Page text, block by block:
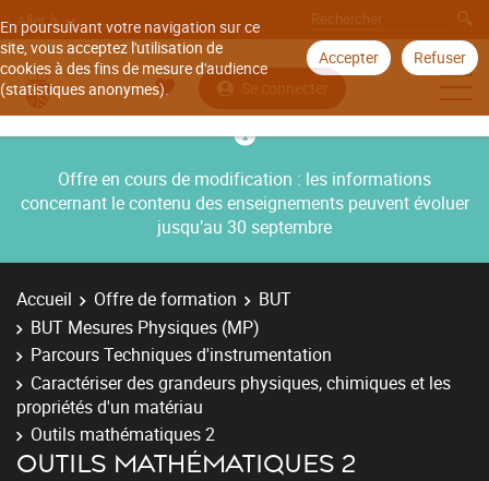
En poursuivant votre navigation sur ce
site, vous acceptez l'utilisation de
cookies à des fins de mesure d'audience
(statistiques anonymes).
Accepter Refuser
Aller à
Se connecter
Offre en cours de modification : les informations
concernant le contenu des enseignements peuvent évoluer
jusqu’au 30 septembre
Accueil Offre de formation
BUT
BUT Mesures Physiques (MP)
Parcours Techniques d'instrumentation
Caractériser des grandeurs physiques, chimiques et les
propriétés d'un matériau
Outils mathématiques 2
OUTILS MATHÉMATIQUES 2